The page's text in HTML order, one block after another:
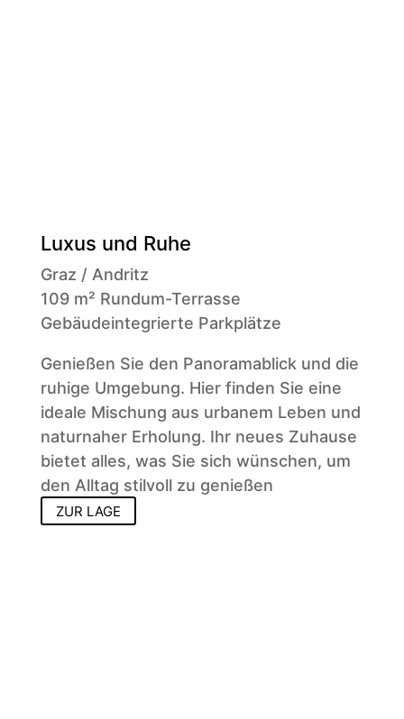
Luxus und Ruhe
Graz / Andritz
109 m² Rundum-Terrasse
Gebäudeintegrierte Parkplätze
Genießen Sie den Panoramablick und die
ruhige Umgebung. Hier finden Sie eine
ideale Mischung aus urbanem Leben und
naturnaher Erholung. Ihr neues Zuhause
bietet alles, was Sie sich wünschen, um
den Alltag stilvoll zu genießen
ZUR LAGE